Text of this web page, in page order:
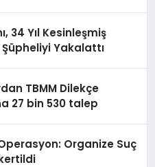
34 Yıl Kesinleşmiş
Şüpheliyi Yakalattı
TBMM Dilekçe
27 bin 530 talep
Organize Suç